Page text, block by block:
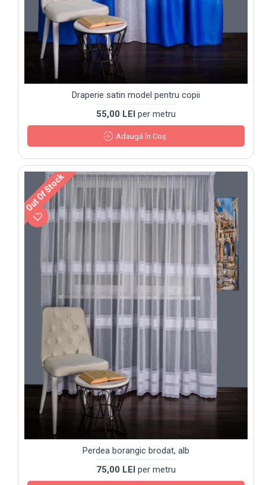
Draperie satin model pentru copii
55,00 LEI per metru
Adaugă în Coş
Out Of Stock
Perdea borangic brodat, alb
75,00 LEI per metru